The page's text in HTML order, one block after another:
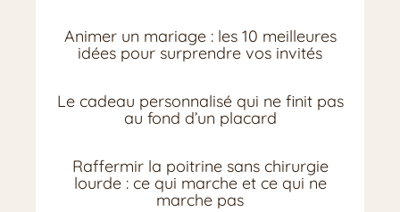
Animer un mariage : les 10 meilleures
idées pour surprendre vos invités
Le cadeau personnalisé qui ne finit pas
au fond d’un placard
Raffermir la poitrine sans chirurgie
lourde : ce qui marche et ce qui ne
marche pas